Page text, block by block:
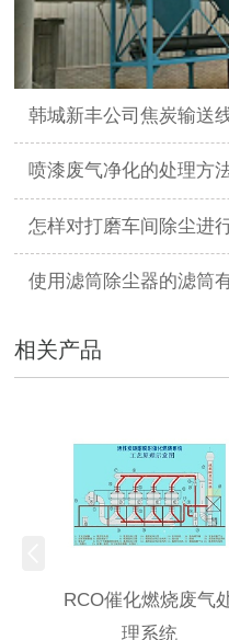
韩城新丰公司焦炭输送
喷漆废气净化的处理方
怎样对打磨车间除尘进
使用滤筒除尘器的滤筒
相关产品
RCO催化燃烧废气
理系统